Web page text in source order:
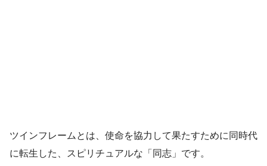
ツインフレームとは、使命を協力して果たすために同時代
に転生した、スピリチュアルな「同志」です。